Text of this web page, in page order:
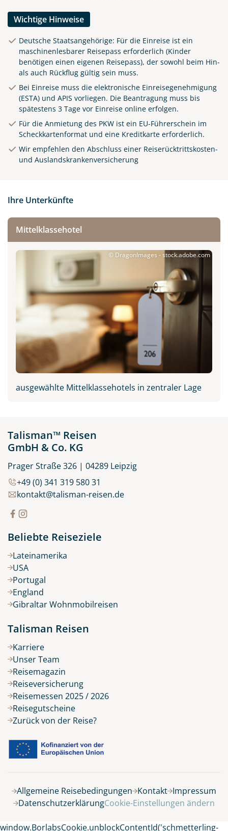
New Orleans in Louisiana,
USA
© purdue1988 - stock.adobe.com
Wichtige Hinweise
Deutsche Staatsangehörige: Für die Einreise ist ein
maschinenlesbarer Reisepass erforderlich (Kinder
benötigen einen eigenen Reisepass), der sowohl beim Hin-
als auch Rückflug gültig sein muss.
Bei Einreise muss die elektronische Einreisegenehmigung
(ESTA) und APIS vorliegen. Die Beantragung muss bis
spätestens 3 Tage vor Einreise online erfolgen.
Für die Anmietung des PKW ist ein EU-Führerschein im
Scheckkartenformat und eine Kreditkarte erforderlich.
Wir empfehlen den Abschluss einer Reiserücktrittskosten-
und Auslandskrankenversicherung
Ihre Unterkünfte
Mittelklassehotel
© DragonImages - stock.adobe.com
ausgewählte Mittelklassehotels in zentraler Lage
Talisman™ Reisen
GmbH & Co. KG
Prager Straße 326 | 04289 Leipzig
+49 (0) 341 319 580 31
kontakt@talisman-reisen.de
Beliebte Reiseziele
Lateinamerika
USA
Portugal
England
Gibraltar Wohnmobilreisen
Talisman Reisen
Karriere
Unser Team
Reisemagazin
Reiseversicherung
Reisemessen 2025 / 2026
Reisegutscheine
Zurück von der Reise?
Allgemeine Reisebedingungen Kontakt Impressum
DatenschutzerklärungCookie-Einstellungen ändern
window.BorlabsCookie.unblockContentId('schmetterling-